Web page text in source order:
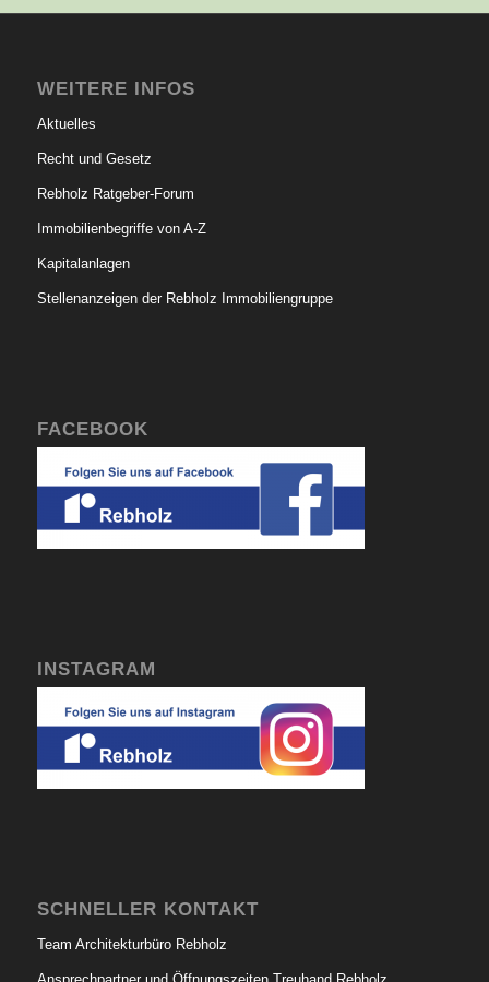
WEITERE INFOS
Aktuelles
Recht und Gesetz
Rebholz Ratgeber-Forum
Immobilienbegriffe von A-Z
Kapitalanlagen
Stellenanzeigen der Rebholz Immobiliengruppe
FACEBOOK
INSTAGRAM
SCHNELLER KONTAKT
Team Architekturbüro Rebholz